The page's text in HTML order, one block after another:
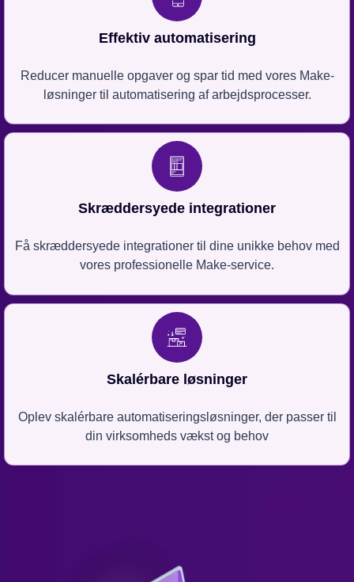
Effektiv automatisering
Reducer manuelle opgaver og spar tid med vores Make-
løsninger til automatisering af arbejdsprocesser.
Skræddersyede integrationer
Få skræddersyede integrationer til dine unikke behov med
vores professionelle Make-service.
Skalérbare løsninger
Oplev skalérbare automatiseringsløsninger, der passer til
din virksomheds vækst og behov